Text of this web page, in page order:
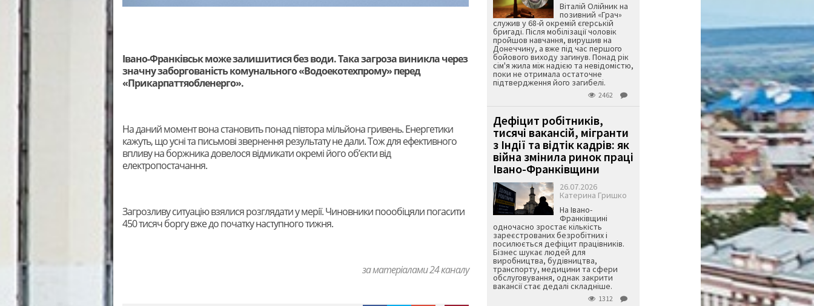
Івано-Франківськ може залишитися без води. Така загроза виникла через
значну заборгованість комунального «Водоекотехпрому» перед
«Прикарпаттяобленерго».
На даний момент вона становить понад півтора мільйона гривень. Енергетики
кажуть, що усні та письмові звернення результату не дали. Тож для ефективного
впливу на боржника довелося відмикати окремі його об’єкти від
електропостачання.
Загрозливу ситуацію взялися розглядати у мерії. Чиновники поообіцяли погасити
450 тисяч боргу вже до початку наступного тижня.
за матеріалами 24 каналу
Віталій Олійник на
позивний «Грач»
служив у 68-й окремій єгерській
бригаді. Після мобілізації чоловік
пройшов навчання, вирушив на
Донеччину, а вже під час першого
бойового виходу загинув. Понад рік
сім'я жила між надією та невідомістю,
поки не отримала остаточне
підтвердження його загибелі.
2462
Дефіцит робітників,
тисячі вакансій, мігранти
з Індії та відтік кадрів: як
війна змінила ринок праці
Івано-Франківщини
26.07.2026
Катерина Гришко
На Івано-
Франківщині
одночасно зростає кількість
зареєстрованих безробітних і
посилюється дефіцит працівників.
Бізнес шукає людей для
виробництва, будівництва,
транспорту, медицини та сфери
обслуговування, однак закрити
вакансії стає дедалі складніше.
1312